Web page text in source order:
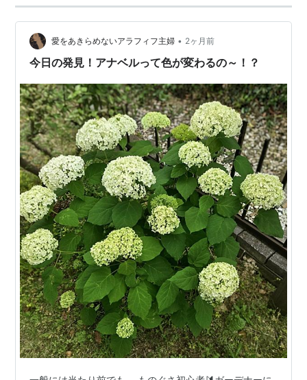
愛をあきらめないアラフィフ主婦 • 2ヶ月前
今日の発見！アナベルって色が変わるの～！？